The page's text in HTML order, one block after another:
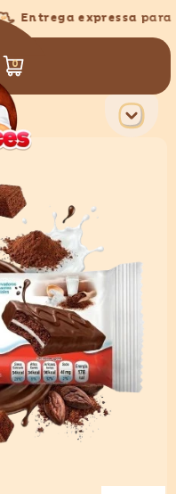
Entrega expressapara
00